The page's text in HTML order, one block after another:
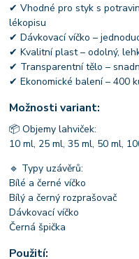
✔ Vhodné pro styk s
lékopisu
✔ Dávkovací víčko –
✔ Kvalitní plast – odolný,
✔ Transparentní tělo –
✔ Ekonomické balení – 400
Možnosti variant:
📦 Objemy lahviček:
10 ml, 25 ml, 35 ml, 50 ml,
🔹 Typy uzávěrů:
Bílé a černé víčko
Bílý a černý rozprašovač
Dávkovací víčko
Černá špička
Použití: